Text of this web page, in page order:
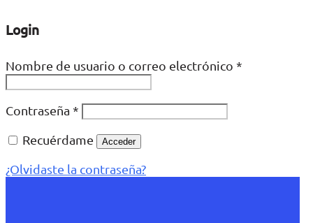
Login
Nombre de usuario o correo electrónico *
Contraseña *
Recuérdame
Acceder
¿Olvidaste la contraseña?